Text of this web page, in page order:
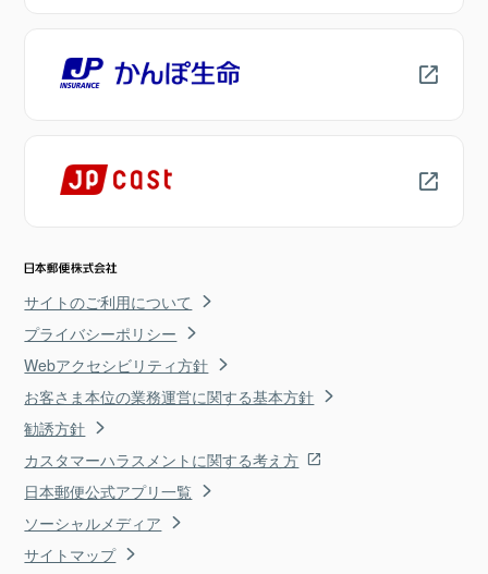
サイトのご利用について
プライバシーポリシー
Webアクセシビリティ方針
お客さま本位の業務運営に関する基本方針
勧誘方針
カスタマーハラスメントに関する考え方
日本郵便公式アプリ一覧
ソーシャルメディア
サイトマップ